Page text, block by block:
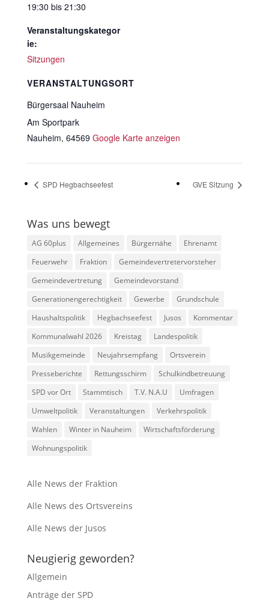
19:30 bis 21:30
Veranstaltungskategor
ie:
Sitzungen
VERANSTALTUNGSORT
Bürgersaal Nauheim
Am Sportpark
Nauheim, 64569 Google Karte anzeigen
SPD Hegbachseefest GVE Sitzung
Was uns bewegt
AG 60plus Allgemeines Bürgernähe
Ehrenamt
Feuerwehr
Fraktion
Gemeindevertretervorsteher
Gemeindevertretung
Gemeindevorstand
Generationengerechtigkeit
Gewerbe
Grundschule
Haushaltspolitik
Hegbachseefest Jusos
Kommentar
Kommunalwahl 2026
Kreistag
Landespolitik
Musikgemeinde
Neujahrsempfang
Ortsverein
Presseberichte
Rettungsschirm
Schulkindbetreuung
SPD vor Ort
Stammtisch T.V. N.A.U
Umfragen
Umweltpolitik
Veranstaltungen
Verkehrspolitik
Wahlen
Winter in Nauheim
Wirtschaftsförderung
Wohnungspolitik
Alle News der Fraktion
Alle News des Ortsvereins
Alle News der Jusos
Neugierig geworden?
Allgemein
Anträge der SPD